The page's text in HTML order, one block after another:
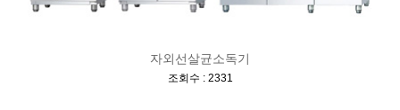
자외선살균소독기
조회수 : 2331